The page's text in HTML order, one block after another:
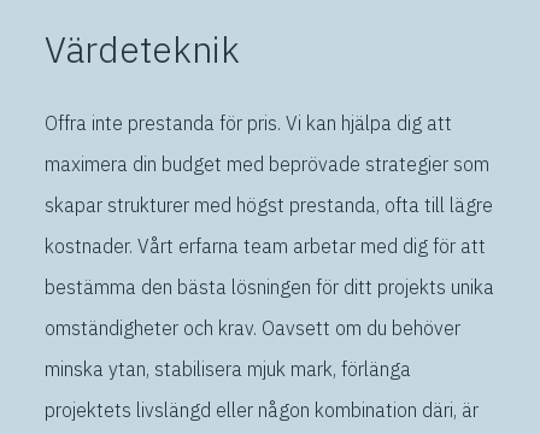
Värdeteknik
Offra inte prestanda för pris. Vi kan hjälpa dig att
maximera din budget med beprövade strategier som
skapar strukturer med högst prestanda, ofta till lägre
kostnader. Vårt erfarna team arbetar med dig för att
bestämma den bästa lösningen för ditt projekts unika
omständigheter och krav. Oavsett om du behöver
minska ytan, stabilisera mjuk mark, förlänga
projektets livslängd eller någon kombination däri, är